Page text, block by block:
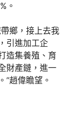
。
鄉，接上去我
引進加工企
造集養殖、育
財產鏈，進一
”趙偉瞻望。